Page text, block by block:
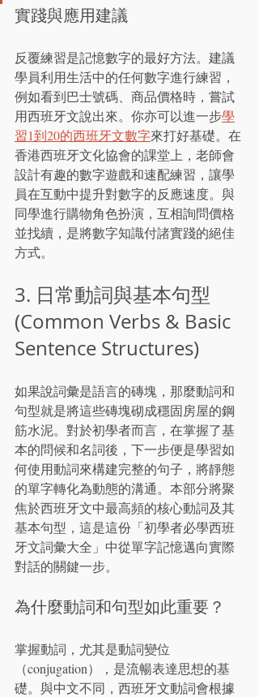
實踐與應用建議
反覆練習是記憶數字的最好方法。建議
學員利用生活中的任何數字進行練習，
例如看到巴士號碼、商品價格時，嘗試
用西班牙文說出來。你亦可以進一步學
習1到20的西班牙文數字來打好基礎。在
香港西班牙文化協會的課堂上，老師會
設計有趣的數字遊戲和速配練習，讓學
員在互動中提升對數字的反應速度。與
同學進行購物角色扮演，互相詢問價格
並找續，是將數字知識付諸實踐的絕佳
方式。
3. 日常動詞與基本句型
(Common Verbs & Basic
Sentence Structures)
如果說詞彙是語言的磚塊，那麼動詞和
句型就是將這些磚塊砌成穩固房屋的鋼
筋水泥。對於初學者而言，在掌握了基
本的問候和名詞後，下一步便是學習如
何使用動詞來構建完整的句子，將靜態
的單字轉化為動態的溝通。本部分將聚
焦於西班牙文中最高頻的核心動詞及其
基本句型，這是這份「初學者必學西班
牙文詞彙大全」中從單字記憶邁向實際
對話的關鍵一步。
為什麼動詞和句型如此重要？
掌握動詞，尤其是動詞變位
（conjugation），是流暢表達思想的基
礎。與中文不同，西班牙文動詞會根據